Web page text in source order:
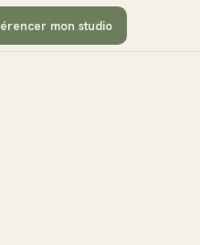
mon studio